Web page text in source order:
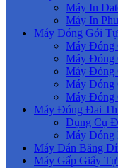
Máy In
Máy In
Máy Đóng Gói
Máy Đóng
Máy Đóng
Máy Đóng
Máy Đóng
Máy Đóng
Máy Đóng Đai
Dụng Cụ
Máy Đóng
Máy Dán Băng
Máy Gấp Giấy